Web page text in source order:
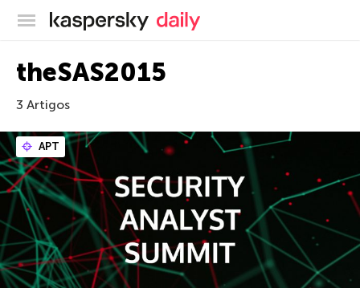
Blog oficial da Kaspersky
theSAS2015
3 Artigos
APT